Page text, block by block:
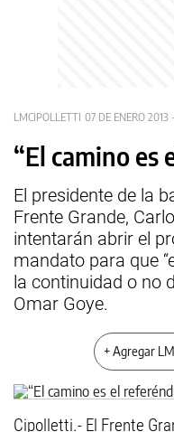
LMCIPOLLETTI 07 DE ENERO
“El camino es
El presidente de la
Frente Grande,
intentarán abrir el
mandato para que
la continuidad o no
Omar Goye.
+ Agregar
Cipolletti.- El Frente